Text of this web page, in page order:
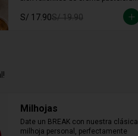
tradicional, relleno de manzana y
crema de maracuyá... Irresistible!!
S/ 17.90S/ 19.90
Milhojas
Date un BREAK con nuestra clásica
milhoja personal, perfectamente